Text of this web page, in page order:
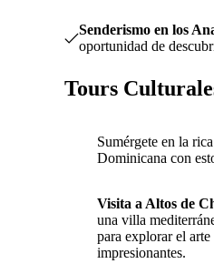
Senderismo en los
oportunidad de
Tours
Sumérgete en la
Dominicana con
Visita a Altos de
una villa
para explorar el
impresionantes.